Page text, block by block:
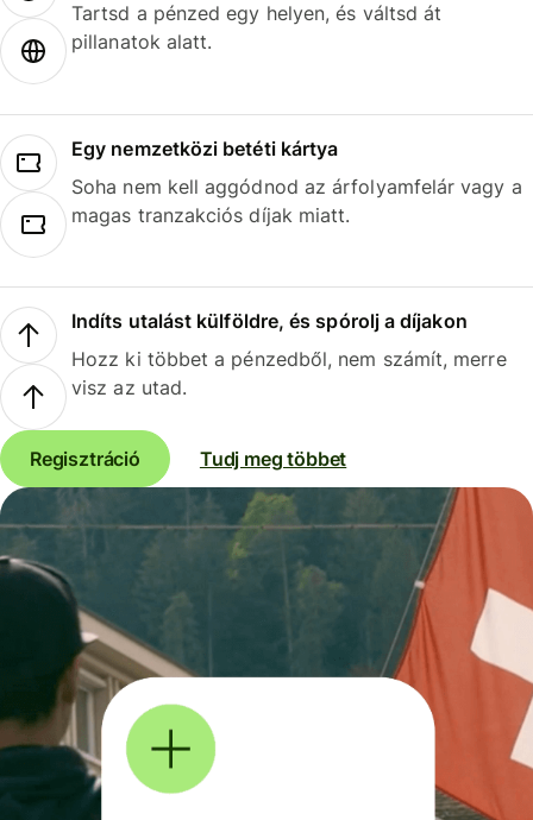
Tartsd a pénzed egy helyen, és váltsd át
pillanatok alatt.
Egy nemzetközi betéti kártya
Soha nem kell aggódnod az árfolyamfelár vagy a
magas tranzakciós díjak miatt.
Indíts utalást külföldre, és spórolj a díjakon
Hozz ki többet a pénzedből, nem számít, merre
visz az utad.
Regisztráció Tudj meg többet